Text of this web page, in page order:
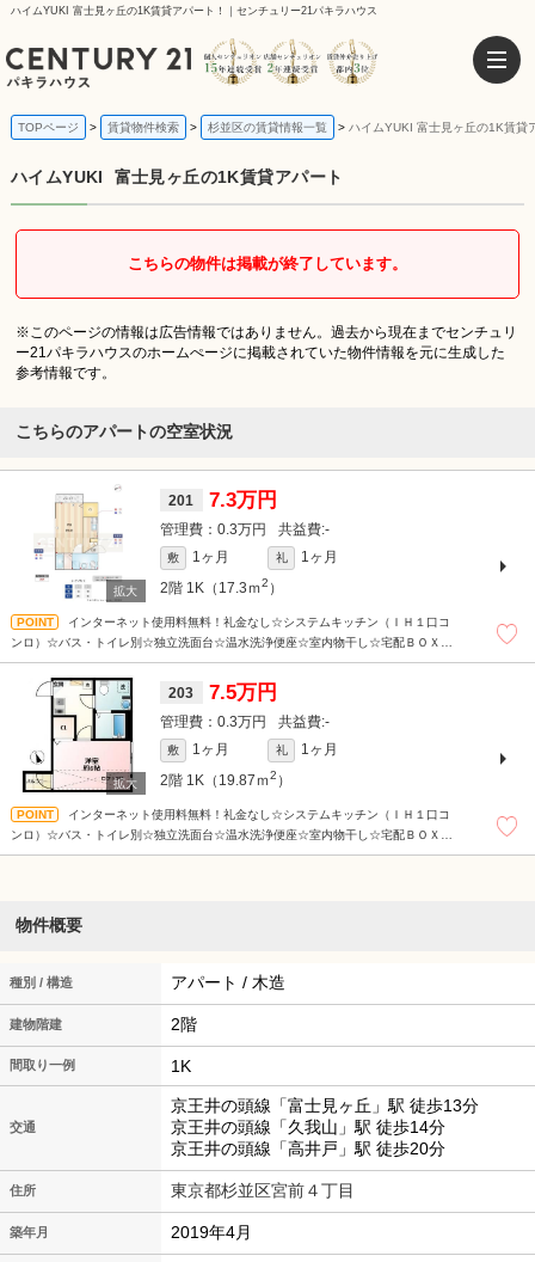
ハイムYUKI 富士見ヶ丘の1K賃貸アパート！｜センチュリー21パキラハウス
TOPページ 賃貸物件検索 杉並区の賃貸情報一覧 ハイムYUKI 富士見ヶ丘の1K賃貸
ハイムYUKI 富士見ヶ丘の1K賃貸アパート
こちらの物件は掲載が終了しています。
※このページの情報は広告情報ではありません。過去から現在までセンチュリ
ー21パキラハウスのホームぺージに掲載されていた物件情報を元に生成した
参考情報です。
こちらのアパートの空室状況
201 7.3万円
0.3万円 -
敷 1ヶ月 礼
1ヶ月
2階 1K（17.3ｍ2 ）
インターネット使用料無料！礼金なし☆システムキッチン（ＩＨ１口コ
ンロ）☆バス・トイレ別☆独立洗面台☆温水洗浄便座☆室内物干し☆宅配ＢＯＸ☆コ
203 7.5万円
0.3万円 -
敷 1ヶ月 礼
1ヶ月
2階 1K（19.87ｍ2 ）
インターネット使用料無料！礼金なし☆システムキッチン（ＩＨ１口コ
ンロ）☆バス・トイレ別☆独立洗面台☆温水洗浄便座☆室内物干し☆宅配ＢＯＸ☆コ
物件概要
種別 / 構造 アパート / 木造
建物階建 2階
間取り一例 1K
交通
京王井の頭線「富士見ヶ丘」駅 徒歩13分
京王井の頭線「久我山」駅 徒歩14分
京王井の頭線「高井戸」駅 徒歩20分
住所 東京都杉並区宮前４丁目
築年月 2019年4月